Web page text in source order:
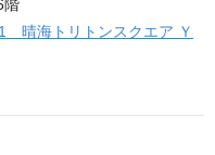
晴海トリトンスクエア Ｙ